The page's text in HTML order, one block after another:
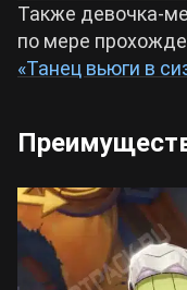
Также девочка-
по мере
«Танец вьюги в